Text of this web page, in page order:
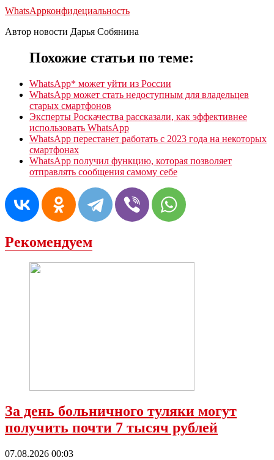
WhatsAppконфидециальность
Автор новости Дарья Собянина
Похожие статьи по теме:
WhatsApp* может уйти из России
WhatsApp может стать недоступным для владельцев
старых смартфонов
Эксперты Роскачества рассказали, как эффективнее
использовать WhatsApp
WhatsApp перестанет работать с 2023 года на некоторых
смартфонах
WhatsApp получил функцию, которая позволяет
отправлять сообщения самому себе
Рекомендуем
За день больничного туляки могут
получить почти 7 тысяч рублей
07.08.2026 00:03